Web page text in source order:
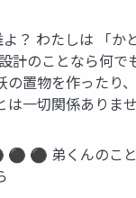
？ わたしは 「か
のことなら何で
の置物を作ったり
一切関係ありませ
⚫ 弟くんのこ